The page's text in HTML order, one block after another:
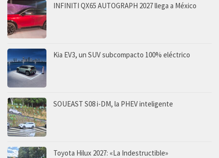
INFINITI QX65 AUTOGRAPH 2027 llega a México
Kia EV3, un SUV subcompacto 100% eléctrico
SOUEAST S08 i-DM, la PHEV inteligente
Toyota Hilux 2027: «La Indestructible»